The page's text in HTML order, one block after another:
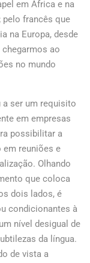
em África e na
pelo francês que
na Europa, desde
ao
no mundo
a ser um requisito
em empresas
possibilitar a
em reuniões e
Olhando
que coloca
dois lados, é
condicionantes à
nível desigual de
da língua.
de vista a